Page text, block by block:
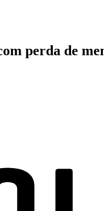
perda de